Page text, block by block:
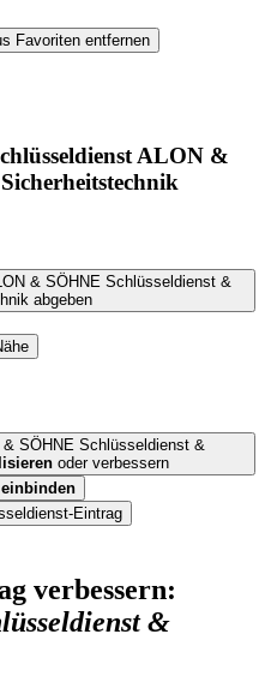
Favoriten entfernen
ALON &
& SÖHNE Schlüsseldienst &
abgeben
SÖHNE Schlüsseldienst &
oder verbessern
einbinden
Eintrag
verbessern:
&